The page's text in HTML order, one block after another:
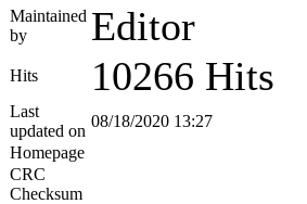
Maintained
by
Editor
Hits 10266 Hits
Last
updated on
08/18/2020 13:27
Homepage
CRC
Checksum